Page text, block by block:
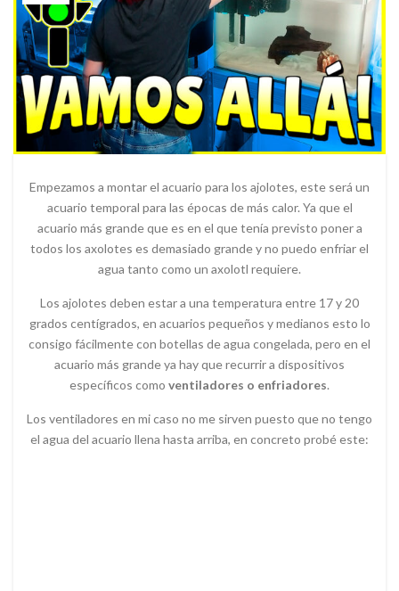
Empezamos a montar el acuario para los ajolotes, este será un
acuario temporal para las épocas de más calor. Ya que el
acuario más grande que es en el que tenía previsto poner a
todos los axolotes es demasiado grande y no puedo enfriar el
agua tanto como un axolotl requiere.
Los ajolotes deben estar a una temperatura entre 17 y 20
grados centígrados, en acuarios pequeños y medianos esto lo
consigo fácilmente con botellas de agua congelada, pero en el
acuario más grande ya hay que recurrir a dispositivos
específicos como ventiladores o enfriadores.
Los ventiladores en mi caso no me sirven puesto que no tengo
el agua del acuario llena hasta arriba, en concreto probé este: